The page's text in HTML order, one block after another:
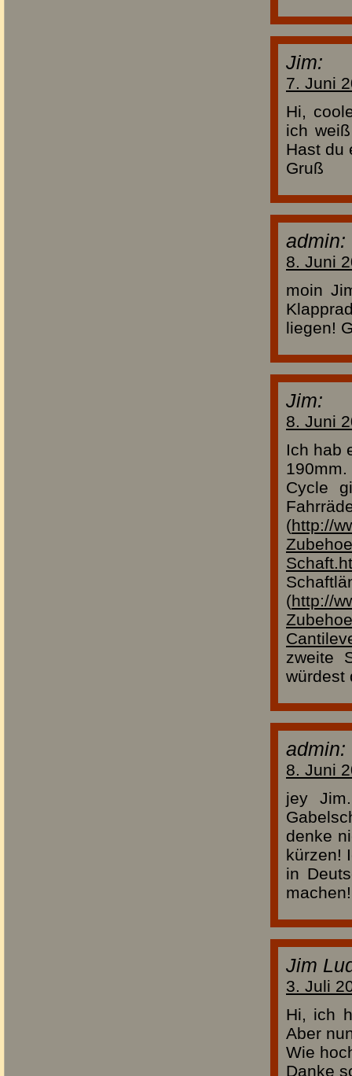
Jim:
7. Juni
Hi,
ich
Hast du
Gruß
admin:
8. Juni
moin
liegen!
Jim:
8. Juni
Ich hab
Cycle
(http://
(http://
zweite
würdest
admin:
8. Juni
jey
denke
kürzen!
in
Jim
3. Juli
Hi, ich
Aber
Wie
Danke